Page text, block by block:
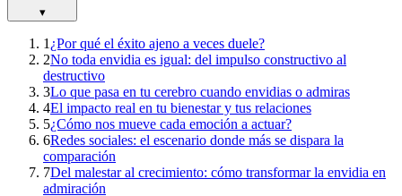
▾
1 ¿Por qué el éxito ajeno a veces duele?
2No toda envidia es igual: del impulso constructivo al
destructivo
3Lo que pasa en tu cerebro cuando envidias o admiras
4El impacto real en tu bienestar y tus relaciones
5¿Cómo nos mueve cada emoción a actuar?
6Redes sociales: el escenario donde más se dispara la
comparación
7Del malestar al crecimiento: cómo transformar la envidia en
admiración